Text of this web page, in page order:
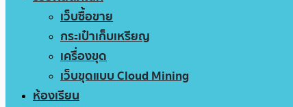
เว็บซื้อขาย
กระเป๋าเก็บเหรียญ
เครื่องขุด
เว็บขุดแบบ Cloud Mining
ห้องเรียน